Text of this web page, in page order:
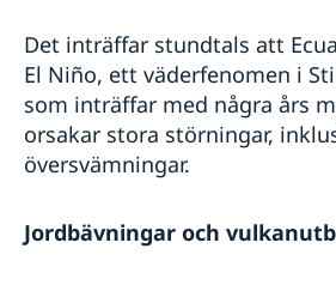
Det inträffar stundtals att
El Niño, ett väderfenomen i
som inträffar med några års
orsakar stora störningar,
översvämningar.
Jordbävningar och